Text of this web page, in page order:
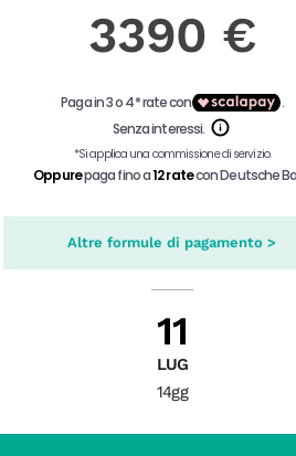
3390 €
Altre formule di pagamento >
11
LUG
14gg